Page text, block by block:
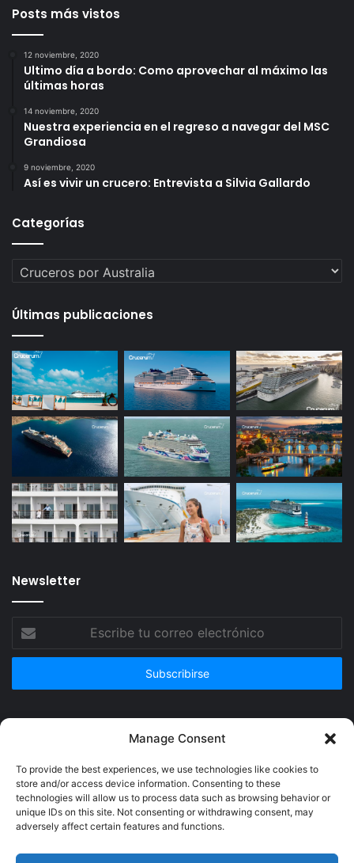
Manage Consent
To provide the best experiences, we use technologies like cookies to
store and/or access device information. Consenting to these
technologies will allow us to process data such as browsing behavior or
unique IDs on this site. Not consenting or withdrawing consent, may
adversely affect certain features and functions.
Posts más vistos
12 noviembre, 2020
Ultimo día a bordo: Como aprovechar al máximo las
últimas horas
14 noviembre, 2020
Nuestra experiencia en el regreso a navegar del MSC
Grandiosa
9 noviembre, 2020
Así es vivir un crucero: Entrevista a Silvia Gallardo
Categorías
Categorías
Últimas publicaciones
Newsletter
correo